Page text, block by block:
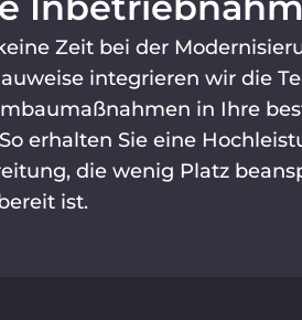
Zeit bei der
integrieren wir die
in Ihre
erhalten Sie eine
die wenig Platz
ist.